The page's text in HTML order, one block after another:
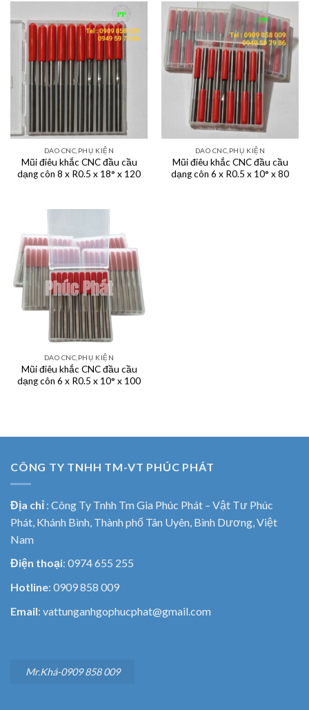
DAO CNC,PHỤ KIỆN
Mũi điêu khắc CNC đầu cầu
dạng côn 8 x R0.5 x 18° x 120
DAO CNC,PHỤ KIỆN
Mũi điêu khắc CNC đầu cầu
dạng côn 6 x R0.5 x 10° x 80
DAO CNC,PHỤ KIỆN
Mũi điêu khắc CNC đầu cầu
dạng côn 6 x R0.5 x 10° x 100
CÔNG TY TNHH TM-VT PHÚC PHÁT
Địa chỉ : Công Ty Tnhh Tm Gia Phúc Phát – Vật Tư Phúc
Phát, Khánh Bình, Thành phố Tân Uyên, Bình Dương, Việt
Nam
Điện thoại: 0974 655 255
Hotline: 0909 858 009
Email: vattunganhgophucphat@gmail.com
Mr.Khá-0909 858 009